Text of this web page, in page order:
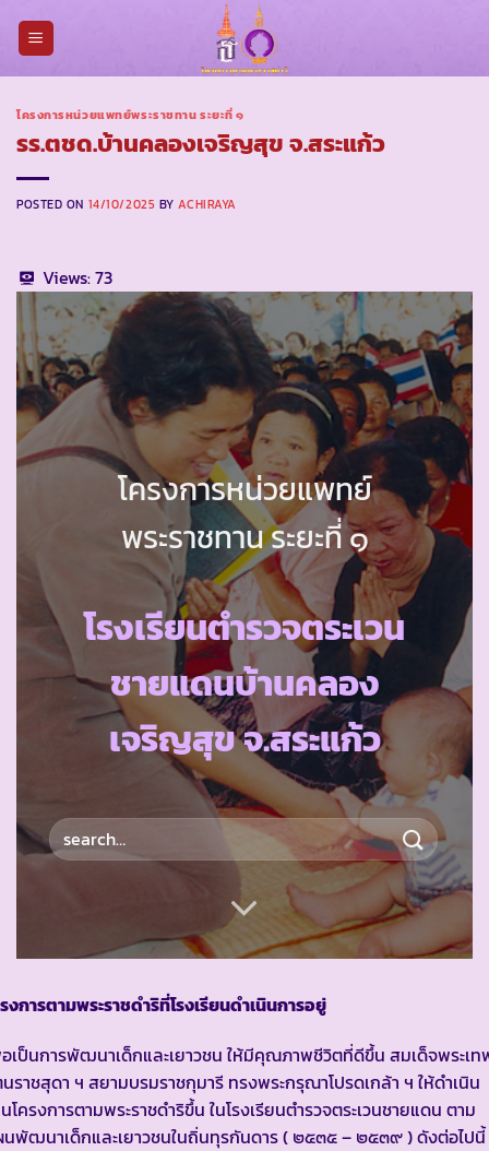
โครงการหน่วยแพทย์พระราชทาน ระยะที่ ๑
รร.ตชด.บ้านคลองเจริญสุข จ.สระแก้ว
POSTED ON 14/10/2025 BYACHIRAYA
Views:73
โครงการหน่วยแพทย์
พระราชทาน ระยะที่ ๑
โรงเรียนตำรวจตระเวน
ชายแดนบ้านคลอง
เจริญสุข จ.สระแก้ว
งการตามพระราชดำริที่โรงเรียนดำเนินการอยู่
เป็นการพัฒนาเด็กและเยาวชน ให้มีคุณภาพชีวิตที่ดีขึ้น สมเด็จพระเ
ราชสุดา ฯ สยามบรมราชกุมารี ทรงพระกรุณาโปรดเกล้า ฯ ให้ดำเนิน
โครงการตามพระราชดำริขึ้น ในโรงเรียนตำรวจตระเวนชายแดน ตาม
พัฒนาเด็กและเยาวชนในถิ่นทุรกันดาร ( ๒๕๓๕ – ๒๕๓๙ ) ดังต่อไปนี้